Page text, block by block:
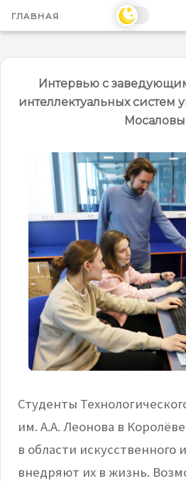
ГЛАВНАЯ
Интервью с
интеллектуальных систем
Студенты
им. А.А. Леонова в
в области искусственного
внедряют их в жизнь.